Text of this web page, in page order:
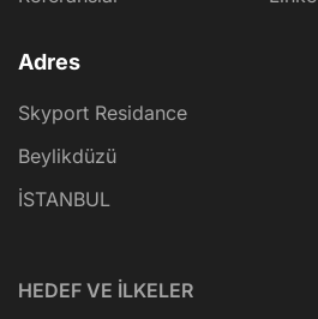
Adres
Skyport Residance
Beylikdüzü
İSTANBUL
HEDEF VE İLKELER